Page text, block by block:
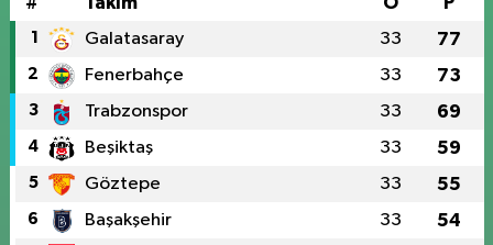
1 Galatasaray 33 77
2 Fenerbahçe 33 73
3 Trabzonspor 33 69
4 Beşiktaş 33 59
5 Göztepe 33 55
6 Başakşehir 33 54